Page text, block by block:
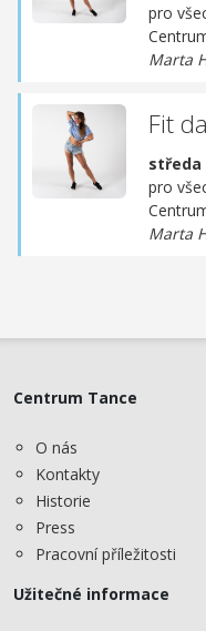
pro
Marta
Fit
středa
pro
Marta
Centrum Tance
O nás
Kontakty
Historie
Press
Pracovní příležitosti
Užitečné informace